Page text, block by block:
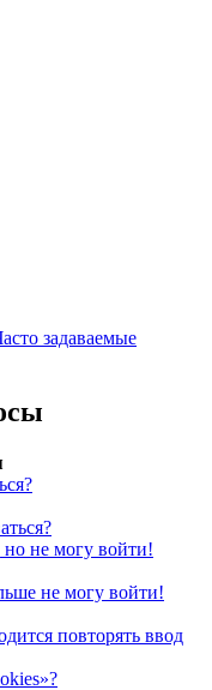
задаваемые
но не могу войти!
не могу войти!
повторять ввод